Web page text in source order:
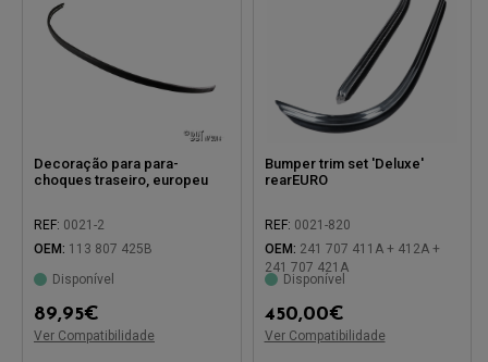
Decoração para para-
choques traseiro, europeu
REF: 0021-2
OEM: 113 807 425B
Disponível
89,95€
Ver Compatibilidade
Bumper trim set 'Deluxe'
rearEURO
REF: 0021-820
OEM: 241 707 411A + 412A +
241 707 421A
Disponível
450,00€
Ver Compatibilidade